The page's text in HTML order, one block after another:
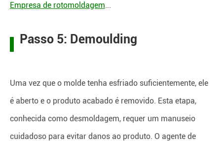
Empresa de rotomoldagem...
Passo 5: Demoulding
Uma vez que o molde tenha esfriado suficientemente, ele
é aberto e o produto acabado é removido. Esta etapa,
conhecida como desmoldagem, requer um manuseio
cuidadoso para evitar danos ao produto. O agente de